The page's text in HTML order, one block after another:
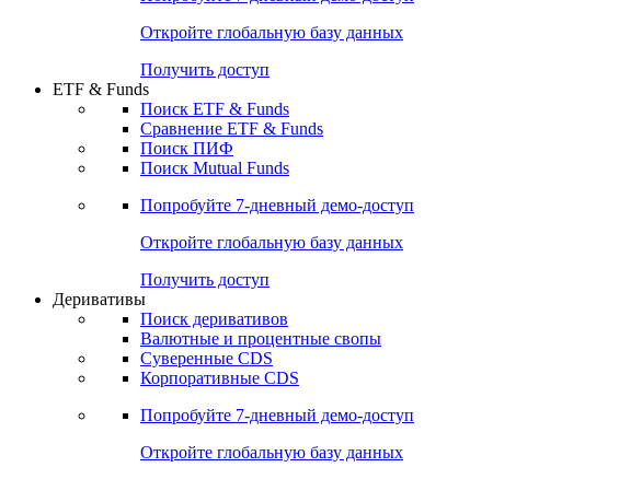
Откройте глобальную базу данных
Получить доступ
ETF & Funds
Поиск ETF & Funds
Сравнение ETF & Funds
Поиск ПИФ
Поиск Mutual Funds
Попробуйте 7-дневный демо-доступ
Откройте глобальную базу данных
Получить доступ
Деривативы
Поиск деривативов
Валютные и процентные свопы
Суверенные CDS
Корпоративные CDS
Попробуйте 7-дневный демо-доступ
Откройте глобальную базу данных